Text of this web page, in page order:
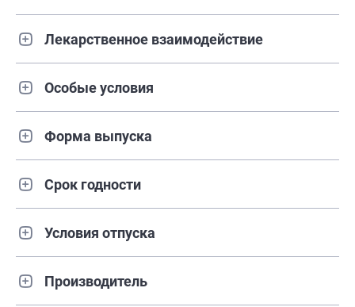
Лекарственное взаимодействие
Особые условия
Форма выпуска
Срок годности
Условия отпуска
Производитель